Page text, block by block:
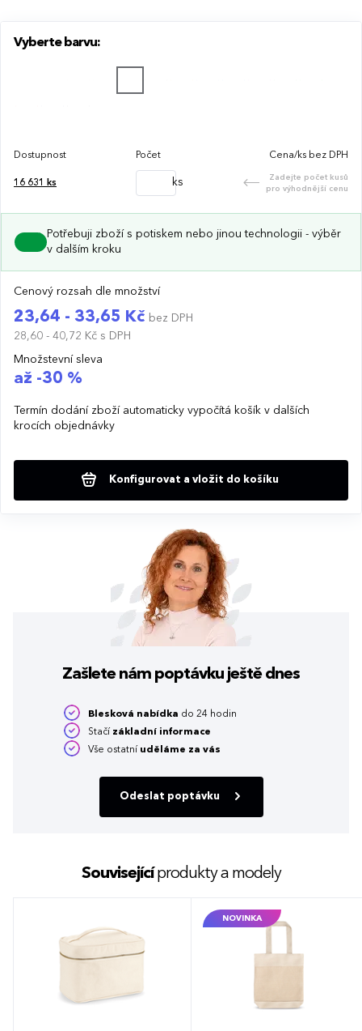
Vyberte barvu:
Dostupnost Počet Cena/ks bez DPH
16 631 ks ks
Zadejte počet kusů
pro výhodnější cenu
Potřebuji zboží s potiskem nebo jinou technologii - výběr
v dalším kroku
Cenový rozsah dle množství
23,64 - 33,65 Kč bez DPH
28,60 - 40,72 Kč s DPH
Množstevní sleva
až -30 %
Termín dodání zboží automaticky vypočítá košík v dalších
krocích objednávky
Konfigurovat a vložit do košíku
Zašlete nám poptávku ještě dnes
Blesková nabídka do 24 hodin
Stačí základní informace
Vše ostatní uděláme za vás
Odeslat poptávku
Souvisejícíprodukty a modely
NOVINKA